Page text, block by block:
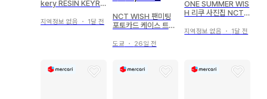
kery RESIN KEYRI
지역정보 없음 ・ 1달 전
NCT WISH 팬미팅
포토카드 케이스 트레
도쿄 ・ 26일 전
ONE SUMMER WIS
H 리쿠 사진집 NCT
지역정보 없음 ・ 1달 전